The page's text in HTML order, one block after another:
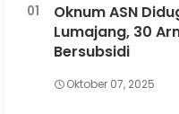
Oknum ASN
Lumajang, 30
Bersubsidi
Oktober 07, 2025